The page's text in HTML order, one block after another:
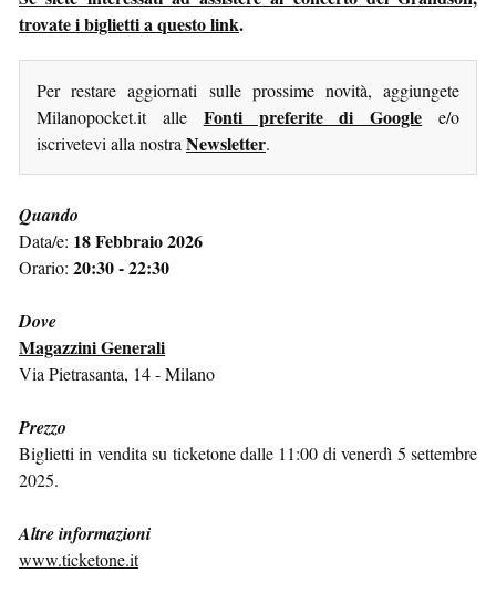
trovate i biglietti a questo link.
Per restare aggiornati sulle prossime novità, aggiungete
Milanopocket.it alle Fonti preferite di Google e/o
iscrivetevi alla nostra Newsletter.
Quando
Data/e: 18 Febbraio 2026
Orario: 20:30 - 22:30
Dove
Magazzini Generali
Via Pietrasanta, 14 - Milano
Prezzo
Biglietti in vendita su ticketone dalle 11:00 di venerdì 5 settembre
2025.
Altre informazioni
www.ticketone.it